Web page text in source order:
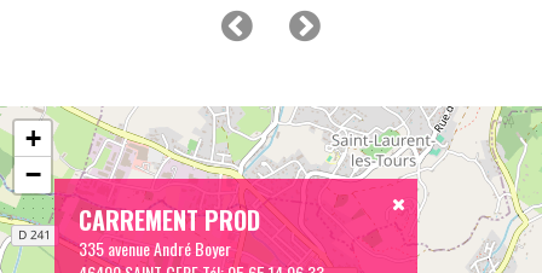
CARREMENT PROD
335 avenue André Boyer
+
−